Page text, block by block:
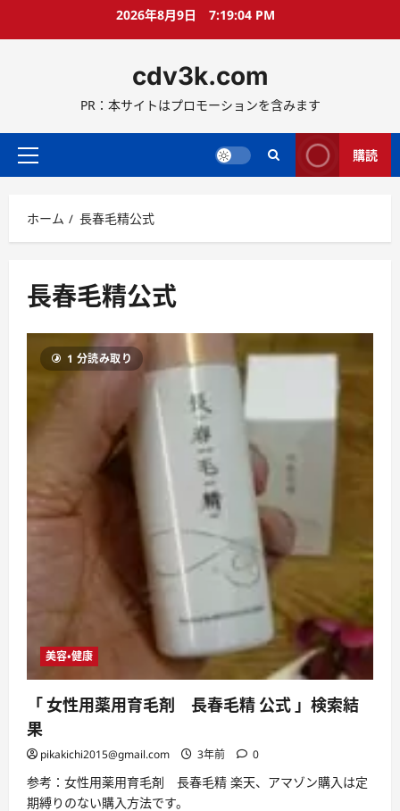
ス
ッ
2026年8月9日 7:19:05 PM
cdv3k.com
PR：本サイトはプロモーションを含みます
メ
メ
ニ
ー
購読
ホーム 長春毛精公式
長春毛精公式
1 分読み取り
美容・健康
「 女性用薬用育毛剤 長春毛精 公式 」検索結
果
pikakichi2015@gmail.com 3年前 0
参考：女性用薬用育毛剤 長春毛精 楽天、アマゾン購入は定
期縛りのない購入方法です。